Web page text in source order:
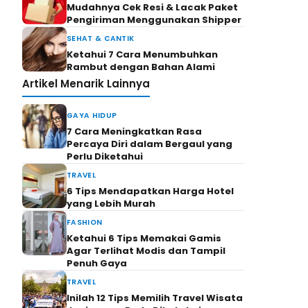
Mudahnya Cek Resi & Lacak Paket
Pengiriman Menggunakan Shipper
SEHAT & CANTIK
Ketahui 7 Cara Menumbuhkan
Rambut dengan Bahan Alami
Artikel Menarik Lainnya
GAYA HIDUP
7 Cara Meningkatkan Rasa
Percaya Diri dalam Bergaul yang
Perlu Diketahui
TRAVEL
6 Tips Mendapatkan Harga Hotel
yang Lebih Murah
FASHION
Ketahui 6 Tips Memakai Gamis
Agar Terlihat Modis dan Tampil
Penuh Gaya
TRAVEL
Inilah 12 Tips Memilih Travel Wisata